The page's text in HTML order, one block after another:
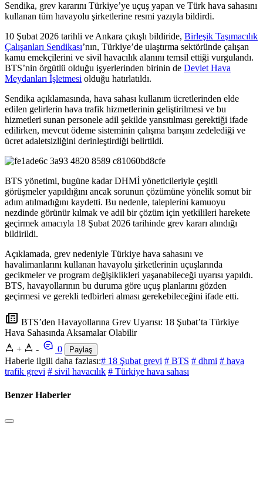
Sendika, grev kararını Türkiye’ye uçuş yapan ve Türk hava sahasını
kullanan tüm havayolu şirketlerine resmi yazıyla bildirdi.
10 Şubat 2026 tarihli ve Ankara çıkışlı bildiride, Birleşik Taşımacılık
Çalışanları Sendikası’nın, Türkiye’de ulaştırma sektöründe çalışan
kamu emekçilerini ve sivil havacılık alanını temsil ettiği vurgulandı.
BTS’nin örgütlü olduğu işyerlerinden birinin de Devlet Hava
Meydanları İşletmesi olduğu hatırlatıldı.
Sendika açıklamasında, hava sahası kullanım ücretlerinden elde
edilen gelirlerin hava trafik hizmetlerinin geliştirilmesi ve bu
hizmetleri sunan personele adil şekilde yansıtılması gerektiği ifade
edilirken, mevcut ödeme sisteminin çalışma barışını zedelediği ve
ücret adaletsizliğini derinleştirdiği belirtildi.
BTS yönetimi, bugüne kadar DHMİ yöneticileriyle çeşitli
görüşmeler yapıldığını ancak sorunun çözümüne yönelik somut bir
adım atılmadığını kaydetti. Bu nedenle, taleplerini kamuoyu
nezdinde görünür kılmak ve adil bir çözüm için yetkilileri harekete
geçirmek amacıyla 18 Şubat 2026 tarihinde grev kararı alındığı
bildirildi.
Açıklamada, grev nedeniyle Türkiye hava sahasını ve
havalimanlarını kullanan havayolu şirketlerinin uçuşlarında
gecikmeler ve program değişiklikleri yaşanabileceği uyarısı yapıldı.
BTS, havayollarının bu duruma göre uçuş planlarını gözden
geçirmesi ve gerekli tedbirleri alması gerekebileceğini ifade etti.
BTS’den Havayollarına Grev Uyarısı: 18 Şubat’ta Türkiye
Hava Sahasında Aksamalar Olabilir
+
- 0 Paylaş
Haberle ilgili daha fazlası:# 18 Şubat grevi # BTS # dhmi # hava
trafik grevi # sivil havacılık # Türkiye hava sahası
Benzer Haberler